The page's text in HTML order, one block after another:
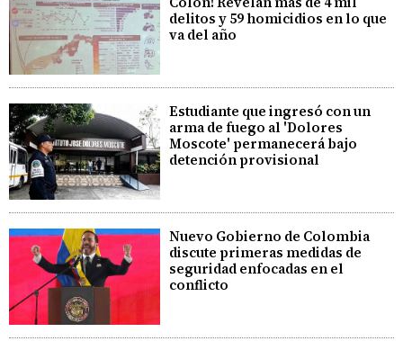
delitos y 59 homicidios en lo que
va del año
Estudiante que ingresó con un
arma de fuego al 'Dolores
Moscote' permanecerá bajo
detención provisional
Nuevo Gobierno de Colombia
discute primeras medidas de
seguridad enfocadas en el
conflicto